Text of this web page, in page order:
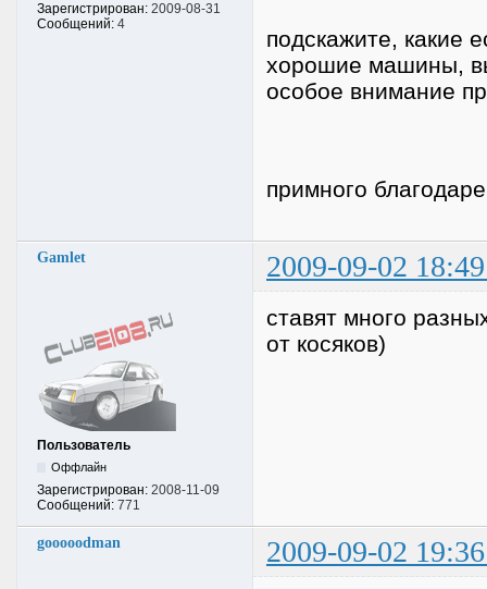
Зарегистрирован: 2009-08-31
Сообщений: 4
подскажите, какие
хорошие машины,
особое внимание
примного
Gamlet 2009-09-02
Пользователь
Оффлайн
Зарегистрирован: 2008-11-09
Сообщений: 771
ставят много
от косяков)
gooooodman 2009-09-02